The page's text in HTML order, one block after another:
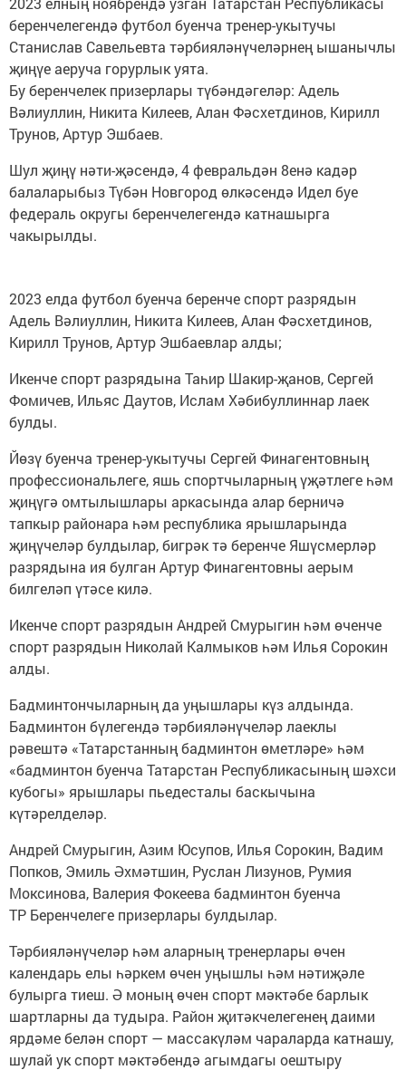
беренчелегендә футбол буенча тренер-укытучы
Станислав Савельевта тәрбияләнүчеләрнең ышанычлы
җиңүе аеруча горурлык уята.
Бу беренчелек призерлары түбәндәгеләр: Адель
Вәлиуллин, Никита Килеев, Алан Фәсхетдинов, Кирилл
Трунов, Артур Эшбаев.
Шул җиңү нәти-җәсендә, 4 февральдән 8енә кадәр
балаларыбыз Түбән Новгород өлкәсендә Идел буе
федераль округы беренчелегендә катнашырга
чакырылды.
2023 елда футбол буенча беренче спорт разрядын
Адель Вәлиуллин, Никита Килеев, Алан Фәсхетдинов,
Кирилл Трунов, Артур Эшбаевлар алды;
Икенче спорт разрядына Таһир Шакир-җанов, Сергей
Фомичев, Ильяс Даутов, Ислам Хәбибуллиннар лаек
булды.
Йөзү буенча тренер-укытучы Сергей Финагентовның
профессиональлеге, яшь спортчыларның үҗәтлеге һәм
җиңүгә омтылышлары аркасында алар берничә
тапкыр районара һәм республика ярышларында
җиңүчеләр булдылар, бигрәк тә беренче Яшүсмерләр
разрядына ия булган Артур Финагентовны аерым
билгеләп үтәсе килә.
Икенче спорт разрядын Андрей Смурыгин һәм өченче
спорт разрядын Николай Калмыков һәм Илья Сорокин
алды.
Бадминтончыларның да уңышлары күз алдында.
Бадминтон бүлегендә тәрбияләнүчеләр лаеклы
рәвештә «Татарстанның бадминтон өметләре» һәм
«бадминтон буенча Татарстан Республикасының шәхси
кубогы» ярышлары пьедесталы баскычына
күтәрелделәр.
Андрей Смурыгин, Азим Юсупов, Илья Сорокин, Вадим
Попков, Эмиль Әхмәтшин, Руслан Лизунов, Румия
Моксинова, Валерия Фокеева бадминтон буенча
ТР Беренчелеге призерлары булдылар.
Тәрбияләнүчеләр һәм аларның тренерлары өчен
календарь елы һәркем өчен уңышлы һәм нәтиҗәле
булырга тиеш. Ә моның өчен спорт мәктәбе барлык
шартларны да тудыра. Район җитәкчелегенең даими
ярдәме белән спорт — массакүләм чараларда катнашу,
шулай ук спорт мәктәбендә агымдагы оештыру